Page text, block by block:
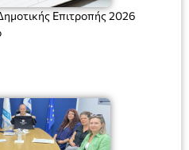
Επιτροπής 2026